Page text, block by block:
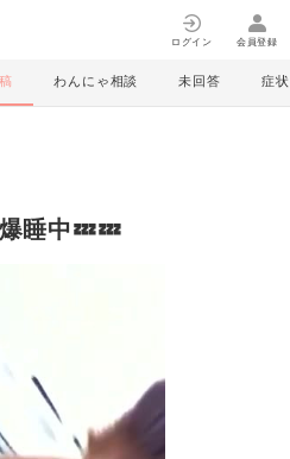
ログイン 会員登録
わんにゃ相談 未回答 症状
睡中💤💤